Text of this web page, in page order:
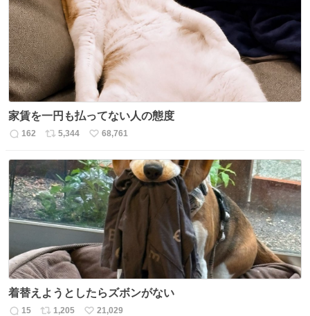
ト
数
数
家賃を一円も払ってない人の態度
返
162
リ
ト
数
5,344
い
ね
数
68,761
着替えようとしたらズボンがない
15 1,205 21,029